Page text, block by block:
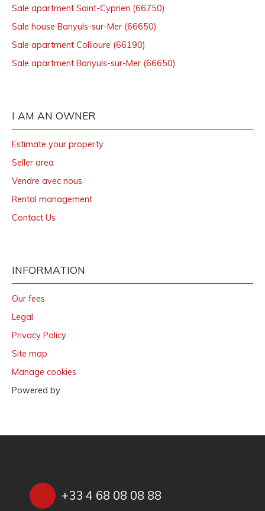
Sale apartment Saint-Cyprien (66750)
Sale house Banyuls-sur-Mer (66650)
Sale apartment Collioure (66190)
Sale apartment Banyuls-sur-Mer (66650)
I AM AN OWNER
Estimate your property
Seller area
Vendre avec nous
Rental management
Contact Us
INFORMATION
Our fees
Legal
Privacy Policy
Site map
Manage cookies
Powered by
+33 4 68 08 08 88